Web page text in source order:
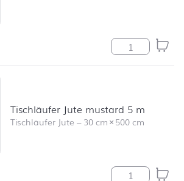
Tischläufer
Tischläufer Jute mustard 5 m
Tischläufer Jute –30 cm×500 cm
Tischläufer